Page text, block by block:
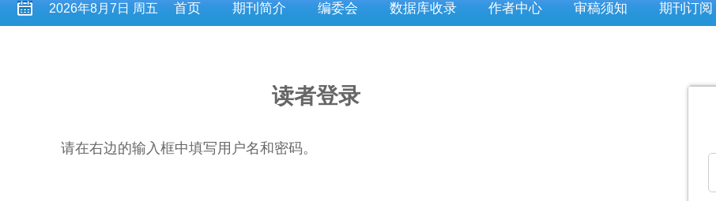
2026年8月7日 周五 首页 期刊简介 编委会 数据库收录 作者中心 审稿须知 期刊订阅
读者登录
请在右边的输入框中填写用户名和密码。